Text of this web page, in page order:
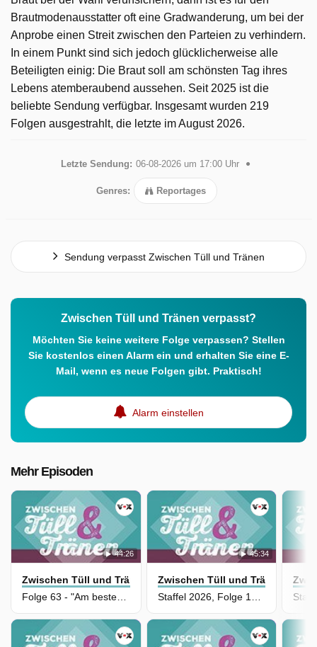
Brautmodenausstatter oft eine Gradwanderung, um bei der
Anprobe einen Streit zwischen den Parteien zu verhindern.
In einem Punkt sind sich jedoch glücklicherweise alle
Beteiligten einig: Die Braut soll am schönsten Tag ihres
Lebens atemberaubend aussehen. Seit 2025 ist die
beliebte Sendung verfügbar. Insgesamt wurden 219
Folgen ausgestrahlt, die letzte im August 2026.
Letzte Sendung: 06-08-2026 um 17:00 Uhr
Genres: Reportages
Sendung verpasst Zwischen Tüll und Tränen
Zwischen Tüll und Tränen verpasst?
Möchten Sie keine weitere Folge verpassen? Stellen
Sie kostenlos einen Alarm ein und erhalten Sie eine E-
Mail, wenn es neue Folgen gibt. Praktisch!
Alarm einstellen
Mehr Episoden
44:26
Zwischen Tüll und Tränen
Folge 63 - "Am besten alles!"
45:34
Zwischen Tüll und Tränen
Staffel 2026, Folge 131 - Eine persönliche Nachricht von Uwe Herrmann